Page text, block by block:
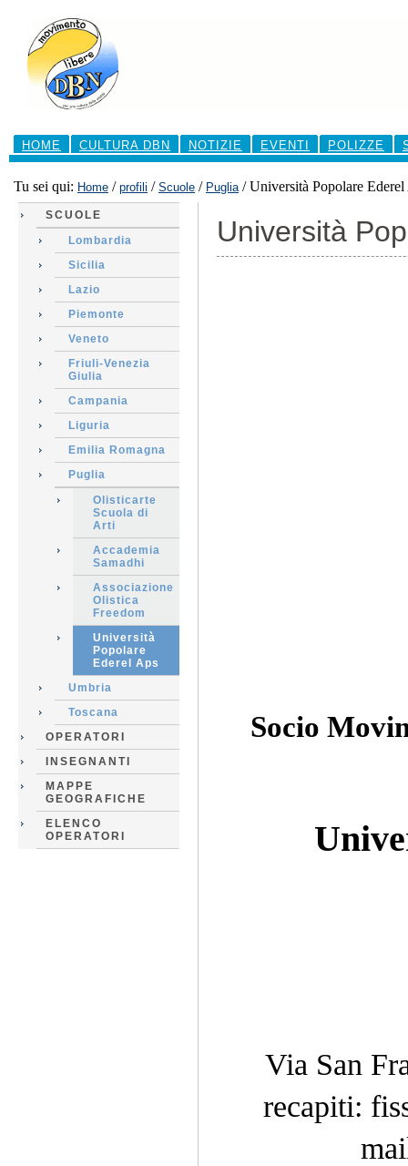
contenuti.
navigazione
Sezioni
HOME
CULTURA DBN NOTIZIE EVENTI POLIZZE
Tu sei qui: Home / profili / Scuole / Puglia /Università Popolare Ederel
SCUOLE
Lombardia
Sicilia
Lazio
Piemonte
Veneto
Friuli-Venezia
Giulia
Campania
Liguria
Emilia Romagna
Puglia
Olisticarte
Scuola di
Arti
Accademia
Samadhi
Associazione
Olistica
Freedom
Università
Popolare
Ederel Aps
Umbria
Toscana
OPERATORI
INSEGNANTI
MAPPE
GEOGRAFICHE
ELENCO
OPERATORI
Università
Socio
Via San
recapiti: